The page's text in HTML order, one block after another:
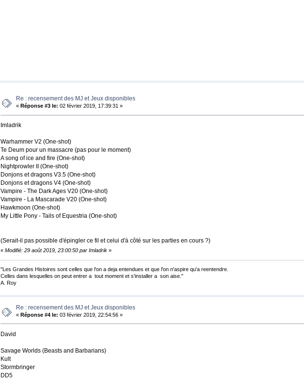
Re : recensement des MJ et Jeux disponibles
« Réponse #3 le: 02 février 2019, 17:39:31 »
Imladrik
Warhammer V2 (One-shot)
Te Deum pour un massacre (pas pour le moment)
A song of ice and fire (One-shot)
Nightprowler II (One-shot)
Donjons et dragons V3.5 (One-shot)
Donjons et dragons V4 (One-shot)
Vampire - The Dark Ages V20 (One-shot)
Vampire - La Mascarade V20 (One-shot)
Hawkmoon (One-shot)
My Little Pony - Tails of Equestria (One-shot)
(Serait-il pas possible d'épingler ce fil et celui d'à côté sur les parties en cours ?)
« Modifié: 29 août 2019, 23:00:50 par Imladrik»
"Les Grandes Histoires sont celles que l'on a deja entendues et que l'on n'aspire qu'a reentendre.
Celles dans lesquelles on peut entrer a tout moment et s'installer a son aise."
A. Roy
Re : recensement des MJ et Jeux disponibles
« Réponse #4 le: 03 février 2019, 22:54:56 »
David
Savage Worlds (Beasts and Barbarians)
Kult
Stormbringer
DD5